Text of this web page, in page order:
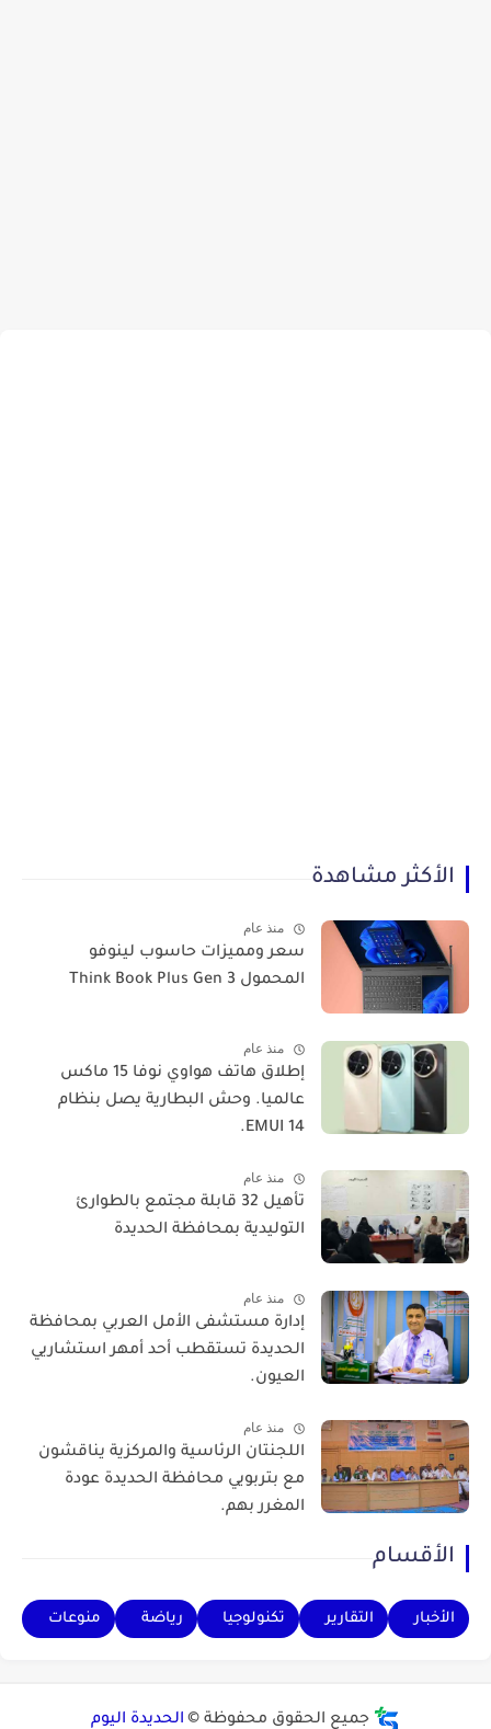
الأكثر مشاهدة
منذ عام
سعر ومميزات حاسوب لينوفو
المحمول Think Book Plus Gen 3
منذ عام
​إطلاق هاتف هواوي نوفا 15 ماكس
عالميا. وحش البطارية يصل بنظام
EMUI 14.
منذ عام
تأهيل 32 قابلة مجتمع بالطوارئ
التوليدية بمحافظة الحديدة
منذ عام
إدارة مستشفى الأمل العربي بمحافظة
الحديدة تستقطب أحد أمهر استشاريي
العيون.
منذ عام
اللجنتان الرئاسية والمركزية يناقشون
مع بتربويي محافظة الحديدة عودة
المغرر بهم.
الأقسام
الأخبار التقارير تكنولوجيا رياضة منوعات
جميع الحقوق محفوظة © الحديدة اليوم